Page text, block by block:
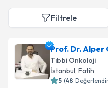
Filtrele
Prof. Dr. Alper
Tıbbi Onkoloji
İstanbul, Fatih
5 (48